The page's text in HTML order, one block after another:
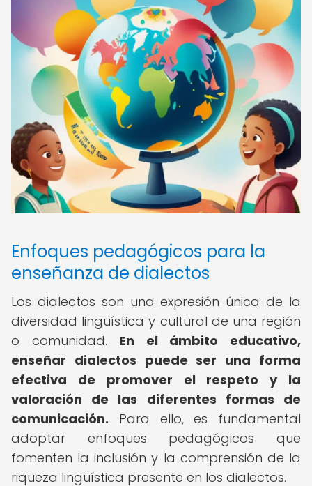
Enfoques pedagógicos para la
enseñanza de dialectos
Los dialectos son una expresión única de la
diversidad lingüística y cultural de una región
o comunidad. En el ámbito educativo,
enseñar dialectos puede ser una forma
efectiva de promover el respeto y la
valoración de las diferentes formas de
comunicación. Para ello, es fundamental
adoptar enfoques pedagógicos que
fomenten la inclusión y la comprensión de la
riqueza lingüística presente en los dialectos.